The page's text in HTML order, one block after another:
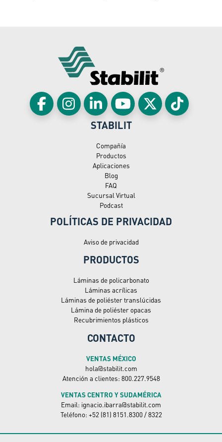
STABILIT
Compañía
Productos
Aplicaciones
Blog
FAQ
Sucursal Virtual
Podcast
POLÍTICAS DE PRIVACIDAD
Aviso de privacidad
PRODUCTOS
Láminas de policarbonato
Láminas acrílicas
Láminas de poliéster translúcidas
Lámina de poliéster opacas
Recubrimientos plásticos
CONTACTO
VENTAS MÉXICO
hola@stabilit.com
Atención a clientes: 800.227.9548
VENTAS CENTRO Y SUDAMÉRICA
Email: ignacio.ibarra@stabilit.com
Teléfono: +52 (81) 8151.8300 / 8322